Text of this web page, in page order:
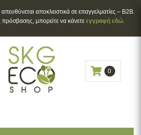
αποκλειστικά σε επαγγελματίες – B2B.
πρόσβασης, μπορείτε να κάνετε εγγραφή εδώ.
0